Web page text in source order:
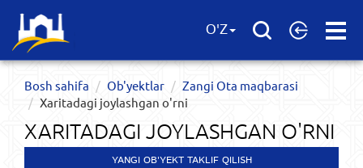
Open
O'Z
Bosh sahifa Ob'yektlar​
Zangi Ota maqbarasi
Xaritadagi joylashgan o'rni
XARITADAGI JOYLASHGAN O'RNI
YANGI OB'YEKT TAKLIF QILISH